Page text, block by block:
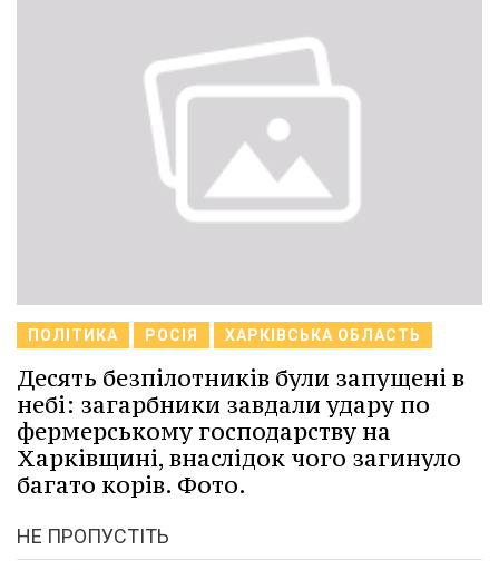
ПОЛІТИКА РОСІЯ ХАРКІВСЬКА ОБЛАСТЬ
Десять безпілотників були запущені в
небі: загарбники завдали удару по
фермерському господарству на
Харківщині, внаслідок чого загинуло
багато корів. Фото.
НЕ ПРОПУСТІТЬ